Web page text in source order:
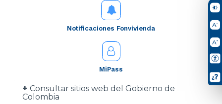
Notificaciones Fonvivienda
MiPass
Consultar sitios web del Gobierno de
Colombia